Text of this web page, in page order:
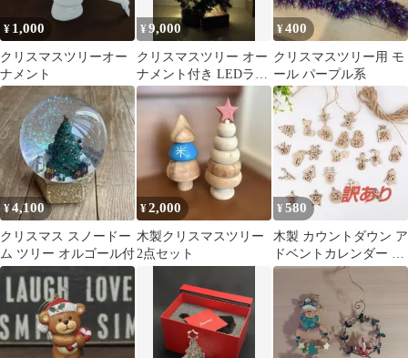
¥ 1,000
クリスマスツリーオー
ナメント
¥9,000
クリスマスツリー オー
ナメント付き LEDライ
ト装飾
¥400
クリスマスツリー用 モ
ール パープル系
¥4,100
クリスマス スノードー
ム ツリー オルゴール付
¥2,000
木製クリスマスツリー
2点セット
¥580
木製 カウントダウン ア
ドベントカレンダー ツ
リー飾り オーナメント